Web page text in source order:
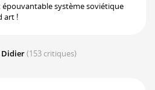
épouvantable système soviétique
art !
Didier(153 critiques)